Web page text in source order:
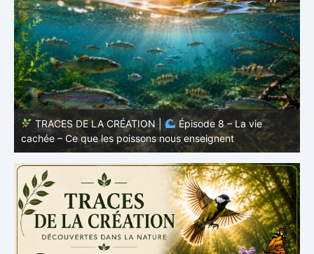
TRACES DE LA CRÉATION |
Épisode 7: La vie cachée
– Pourquoi les poissons restent des poissons